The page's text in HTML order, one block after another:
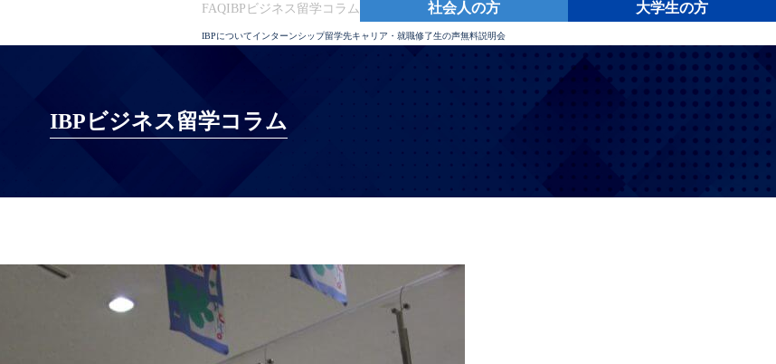
FAQIBPビジネス留学コラム 社会人の方 大学生の方
IBPについてインターンシップ留学先キャリア・就職修了生の声無料説明会
IBPビジネス留学コラム